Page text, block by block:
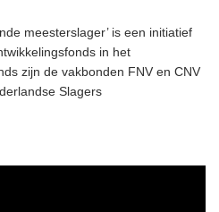
meesterslager’ is een initiatief
in het
zijn de vakbonden FNV en CNV
Slagers